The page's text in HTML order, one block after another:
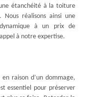
étanchéité à la toiture
réalisons ainsi une
à un prix de
à notre expertise.
raison d’un dommage,
essentiel pour préserver